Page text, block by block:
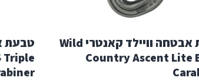
טבעת אבטחה וויילד קאנטרי Wild
Country Ascent Lite
Triple